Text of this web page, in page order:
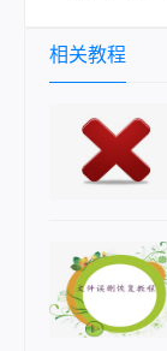
相关教程